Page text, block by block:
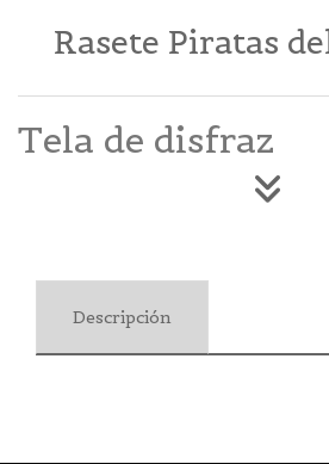
Rasete Piratas
Tela de disfraz
Descripción